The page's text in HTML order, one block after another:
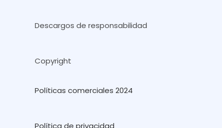
Descargos de responsabilidad
Copyright
Políticas comerciales 2024
Política de privacidad